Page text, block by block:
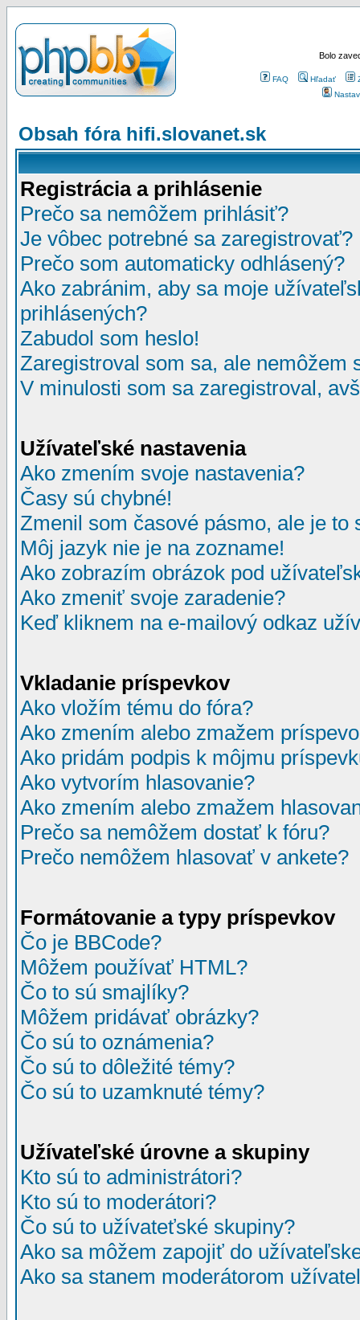
Bolo
FAQ Hľadať
Obsah fóra hifi.slovanet.sk
Registrácia a prihlásenie
Prečo sa nemôžem prihlásiť?
Je vôbec potrebné sa zaregistrovať?
Prečo som automaticky odhlásený?
Ako zabránim, aby sa moje
prihlásených?
Zabudol som heslo!
Zaregistroval som sa, ale nemôžem
V minulosti som sa zaregistroval,
Užívateľské nastavenia
Ako zmením svoje nastavenia?
Časy sú chybné!
Zmenil som časové pásmo, ale je to
Môj jazyk nie je na zozname!
Ako zobrazím obrázok pod
Ako zmeniť svoje zaradenie?
Keď kliknem na e-mailový odkaz
Vkladanie príspevkov
Ako vložím tému do fóra?
Ako zmením alebo zmažem
Ako pridám podpis k môjmu
Ako vytvorím hlasovanie?
Ako zmením alebo zmažem
Prečo sa nemôžem dostať k fóru?
Prečo nemôžem hlasovať v ankete?
Formátovanie a typy príspevkov
Čo je BBCode?
Môžem používať HTML?
Čo to sú smajlíky?
Môžem pridávať obrázky?
Čo sú to oznámenia?
Čo sú to dôležité témy?
Čo sú to uzamknuté témy?
Užívateľské úrovne a skupiny
Kto sú to administrátori?
Kto sú to moderátori?
Čo sú to užívateťské skupiny?
Ako sa môžem zapojiť do
Ako sa stanem moderátorom